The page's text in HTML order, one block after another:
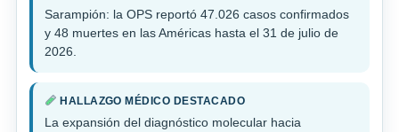
Sarampión: la OPS reportó 47.026 casos confirmados
y 48 muertes en las Américas hasta el 31 de julio de
2026.
HALLAZGO MÉDICO DESTACADO
La expansión del diagnóstico molecular hacia